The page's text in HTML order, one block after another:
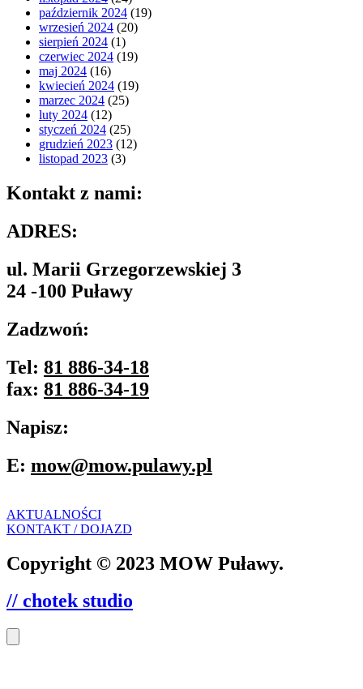
październik 2024 (19)
wrzesień 2024 (20)
sierpień 2024 (1)
czerwiec 2024 (19)
maj 2024 (16)
kwiecień 2024 (19)
marzec 2024 (25)
luty 2024 (12)
styczeń 2024 (25)
grudzień 2023 (12)
listopad 2023 (3)
Kontakt z nami:
ADRES:
ul. Marii Grzegorzewskiej 3
24 -100 Puławy
Zadzwoń:
Tel: 81 886-34-18
fax: 81 886-34-19
Napisz:
E: mow@mow.pulawy.pl
AKTUALNOŚCI
KONTAKT / DOJAZD
Copyright © 2023 MOW Puławy.
// chotek studio